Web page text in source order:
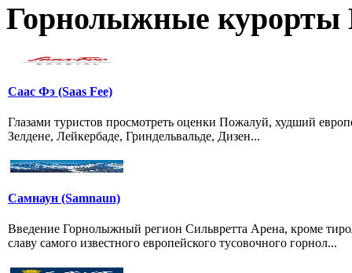
Горнолыжные
Саас Фэ (Saas Fee)
Глазами туристов просмотреть оценки Пожалуй, худший
Зелдене, Лейкербаде, Гриндельвальде, Дизен...
Самнаун (Samnaun)
Введение Горнолыжный регион Сильвретта Арена, кроме
славу самого известного европейского тусовочного горнол...